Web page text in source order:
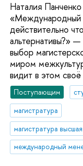
Наталия
«Международный
действительно
альтернативы?»
выбор
миром
видит в этом
Поступающим
магистратура
магистратура
международный